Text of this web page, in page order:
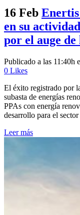
16 Feb
en su
por el auge de
Publicado a las 11:40h
0 Likes
El éxito registrado por
subasta de energías
PPAs con energía
desarrollo para el
Leer más